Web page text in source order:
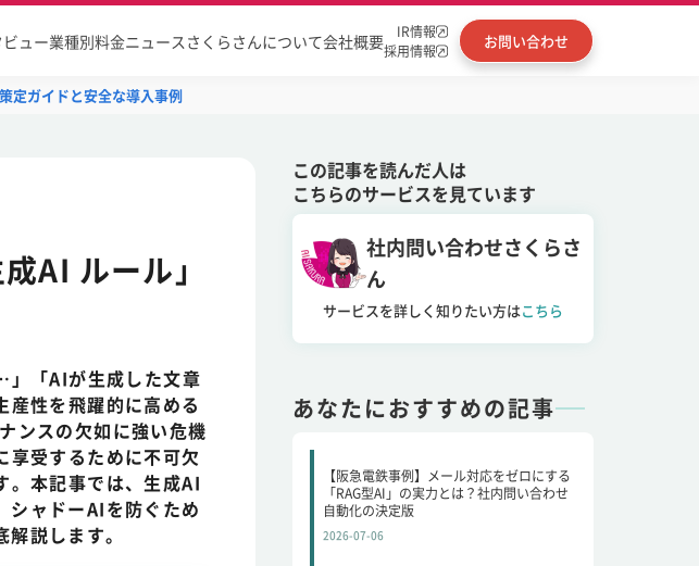
ュー業種別料金ニュース さくらさんについて会社概要
IR情報
採用情報
お問い合わせ
定ガイドと安全な導入事例
AI ルール」
」「AIが生成した文章
性を飛躍的に高める
ンスの欠如に強い危機
享受するために不可欠
。本記事では、生成AI
シャドーAIを防ぐため
説します。
この記事を読んだ人は
こちらのサービスを見ています
社内問い合わせさくらさ
ん
サービスを詳しく知りたい方はこちら
あなたにおすすめの記事
【阪急電鉄事例】メール対応をゼロにする
「RAG型AI」の実力とは？社内問い合わせ
自動化の決定版
2026-07-06